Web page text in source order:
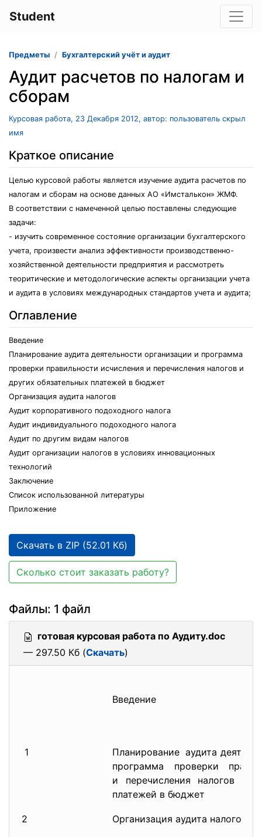
Student
Предметы Бухгалтерский учёт и аудит
Аудит расчетов по налогам и
сборам
Курсовая работа, 23 Декабря 2012, автор: пользователь скрыл
имя
Краткое описание
Целью курсовой работы является изучение аудита расчетов по
налогам и сборам на основе данных АО «Имсталькон» ЖМФ.
В соответствии с намеченной целью поставлены следующие
задачи:
- изучить современное состояние организации бухгалтерского
учета, произвести анализ эффективности производственно-
хозяйственной деятельности предприятия и рассмотреть
теоритические и методологические аспекты организации учета
и аудита в условиях международных стандартов учета и аудита;
Оглавление
Введение
Планирование аудита деятельности организации и программа
проверки правильности исчисления и перечисления налогов и
других обязательных платежей в бюджет
Организация аудита налогов
Аудит корпоративного подоходного налога
Аудит индивидуального подоходного налога
Аудит по другим видам налогов
Аудит организации налогов в условиях инновационных
технологий
Заключение
Список использованной литературы
Приложение
Скачать в ZIP (52.01 Кб)
Сколько стоит заказать работу?
Файлы: 1 файл
готовая курсовая работа по Аудиту.doc
— 297.50 Кб (Скачать)
Введение
1
Планирование аудита
программа проверки
и перечисления налогов и
платежей в бюджет
2 Организация аудита налогов